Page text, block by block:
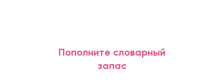
Пополните словарный
запас